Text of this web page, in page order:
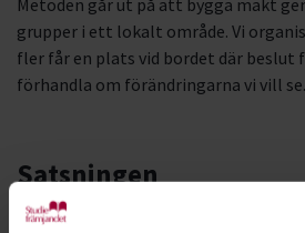
Metoden går ut på att bygga makt
grupper i ett lokalt område. Vi
fler får en plats vid bordet där beslut
förhandla om förändringarna vi vill se.
Satsningen
Study Action Järva kommer under